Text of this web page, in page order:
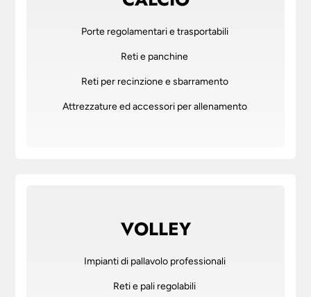
Porte regolamentari e trasportabili
Reti e panchine
Reti per recinzione e sbarramento
Attrezzature ed accessori per allenamento
VOLLEY
Impianti di pallavolo professionali
Reti e pali regolabili